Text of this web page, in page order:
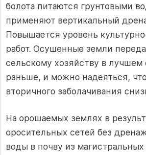
болота питаются грунтовыми
применяют вертикальный
Повышается уровень
работ. Осушенные земли
сельскому хозяйству в лучшем
раньше, и можно надеяться,
вторичного заболачивания
На орошаемых землях в
оросительных сетей без
воды в почву из магистральных